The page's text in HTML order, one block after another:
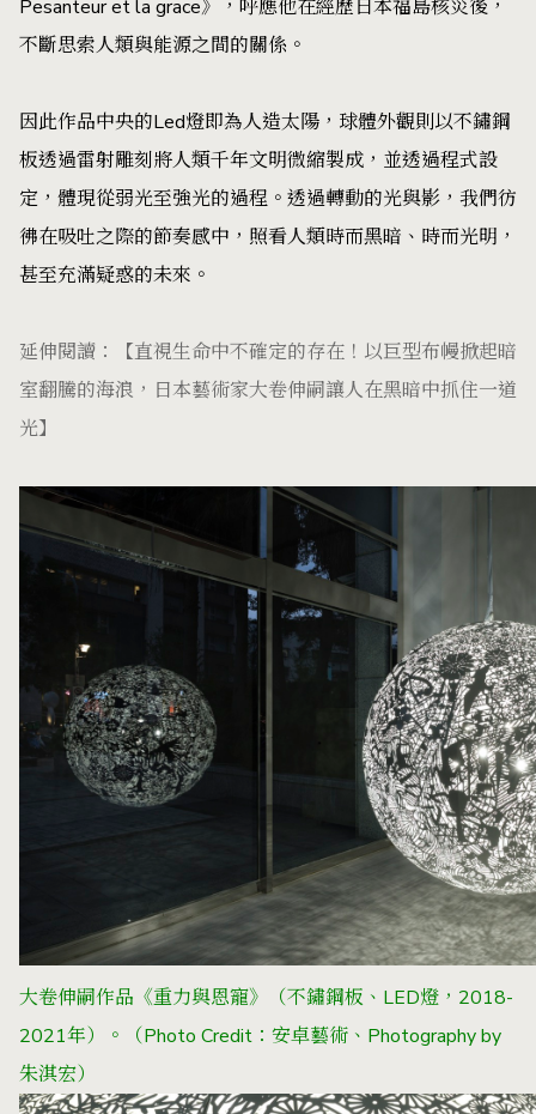
Pesanteur et la grace》，呼應他在經歷日本福島核災後，
不斷思索人類與能源之間的關係。
因此作品中央的Led燈即為人造太陽，球體外觀則以不鏽鋼
板透過雷射雕刻將人類千年文明微縮製成，並透過程式設
定，體現從弱光至強光的過程。透過轉動的光與影，我們彷
彿在吸吐之際的節奏感中，照看人類時而黑暗、時而光明，
甚至充滿疑惑的未來。
延伸閱讀：
【直視生命中不確定的存在！以巨型布幔掀起暗
室翻騰的海浪，日本藝術家大卷伸嗣讓人在黑暗中抓住一道
光】
大卷伸嗣作品《重力與恩寵》（不鏽鋼板、LED燈，2018-
2021年）。
（Photo Credit：安卓藝術、Photography by
朱淇宏）